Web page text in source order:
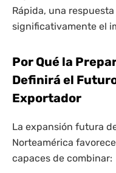
Rápida, una
significativamente el
Por Qué la
Definirá el
Exportador
La expansión futura
Norteamérica
capaces de combinar: